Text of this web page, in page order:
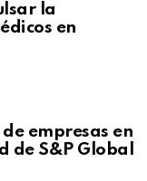
la
en
empresas en
de S&P Global